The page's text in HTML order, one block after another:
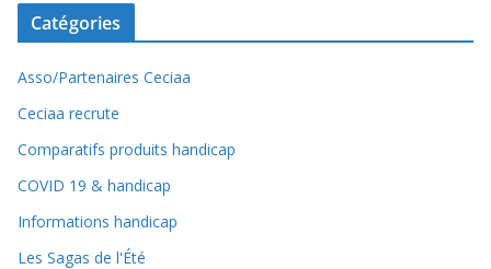
Catégories
Asso/Partenaires Ceciaa
Ceciaa recrute
Comparatifs produits handicap
COVID 19 & handicap
Informations handicap
Les Sagas de l'Été